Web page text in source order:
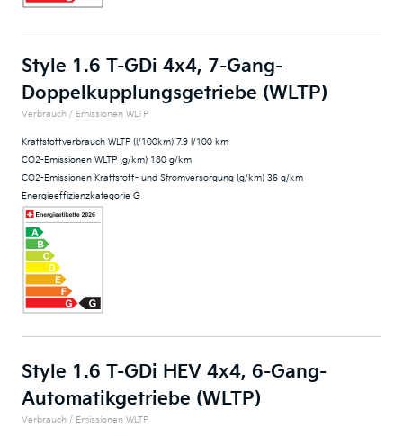
Style 1.6 T-GDi 4x4, 7-Gang-
Doppelkupplungsgetriebe (WLTP)
Verbrauch / Emissionen WLTP
Kraftstoffverbrauch WLTP (l/100km) 7.9 l/100 km
CO2-Emissionen WLTP (g/km) 180 g/km
CO2-Emissionen Kraftstoff- und Stromversorgung (g/km) 36 g/km
Energieeffizienzkategorie G
Style 1.6 T-GDi HEV 4x4, 6-Gang-
Automatikgetriebe (WLTP)
Verbrauch / Emissionen WLTP